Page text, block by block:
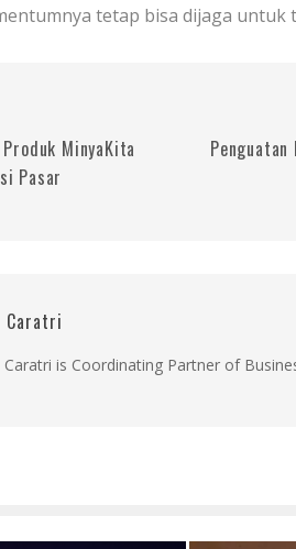
tetap bisa dijaga untuk
MinyaKita
Pasar
Caratri
Caratri is Coordinating Partner of